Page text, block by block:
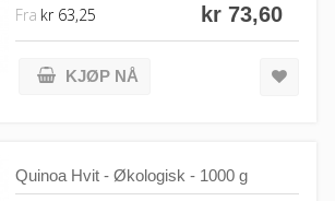
kr 73,60
Fra kr 63,25
KJØP NÅ
Quinoa Hvit - Økologisk - 1000 g